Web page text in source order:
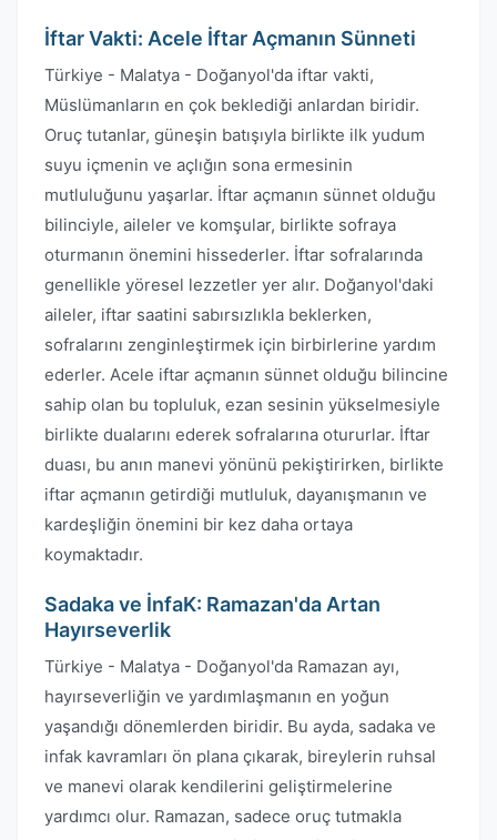
İftar Vakti: Acele İftar Açmanın Sünneti
Türkiye - Malatya - Doğanyol'da iftar vakti,
Müslümanların en çok beklediği anlardan biridir.
Oruç tutanlar, güneşin batışıyla birlikte ilk yudum
suyu içmenin ve açlığın sona ermesinin
mutluluğunu yaşarlar. İftar açmanın sünnet olduğu
bilinciyle, aileler ve komşular, birlikte sofraya
oturmanın önemini hissederler. İftar sofralarında
genellikle yöresel lezzetler yer alır. Doğanyol'daki
aileler, iftar saatini sabırsızlıkla beklerken,
sofralarını zenginleştirmek için birbirlerine yardım
ederler. Acele iftar açmanın sünnet olduğu bilincine
sahip olan bu topluluk, ezan sesinin yükselmesiyle
birlikte dualarını ederek sofralarına otururlar. İftar
duası, bu anın manevi yönünü pekiştirirken, birlikte
iftar açmanın getirdiği mutluluk, dayanışmanın ve
kardeşliğin önemini bir kez daha ortaya
koymaktadır.
Sadaka ve İnfaK: Ramazan'da Artan
Hayırseverlik
Türkiye - Malatya - Doğanyol'da Ramazan ayı,
hayırseverliğin ve yardımlaşmanın en yoğun
yaşandığı dönemlerden biridir. Bu ayda, sadaka ve
infak kavramları ön plana çıkarak, bireylerin ruhsal
ve manevi olarak kendilerini geliştirmelerine
yardımcı olur. Ramazan, sadece oruç tutmakla